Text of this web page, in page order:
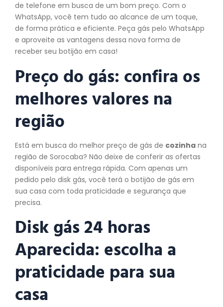
de telefone em busca de um bom preço. Com o
WhatsApp, você tem tudo ao alcance de um toque,
de forma prática e eficiente. Peça gás pelo WhatsApp
e aproveite as vantagens dessa nova forma de
receber seu botijão em casa!
Preço do gás: confira os
melhores valores na
região
Está em busca do melhor preço de gás de cozinha na
região de Sorocaba? Não deixe de conferir as ofertas
disponíveis para entrega rápida. Com apenas um
pedido pelo disk gás, você terá o botijão de gás em
sua casa com toda praticidade e segurança que
precisa.
Disk gás 24 horas
Aparecida: escolha a
praticidade para sua
casa